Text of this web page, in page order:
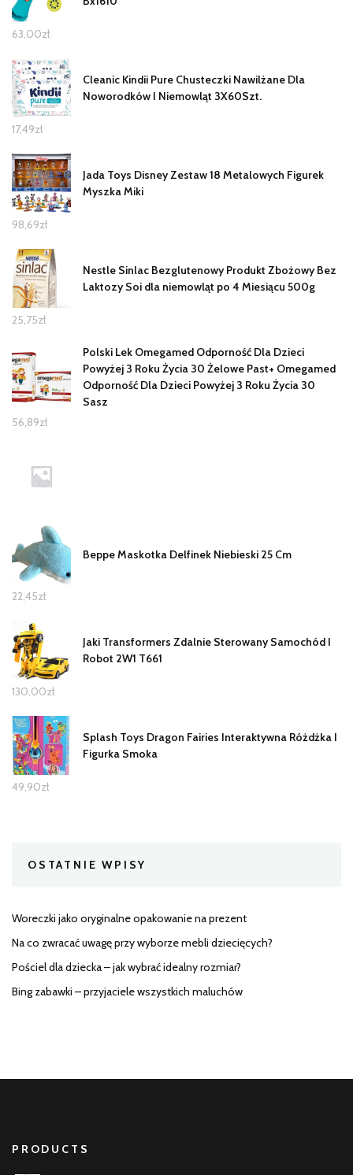
63,00zł
Cleanic Kindii Pure Chusteczki Nawilżane Dla
Noworodków I Niemowląt 3X60Szt.
17,49zł
Jada Toys Disney Zestaw 18 Metalowych Figurek
Myszka Miki
98,69zł
Nestle Sinlac Bezglutenowy Produkt Zbożowy Bez
Laktozy Soi dla niemowląt po 4 Miesiącu 500g
25,75zł
Polski Lek Omegamed Odporność Dla Dzieci
Powyżej 3 Roku Życia 30 Żelowe Past+ Omegamed
Odporność Dla Dzieci Powyżej 3 Roku Życia 30
Sasz
56,89zł
Beppe Maskotka Delfinek Niebieski 25 Cm
22,45zł
Jaki Transformers Zdalnie Sterowany Samochód I
Robot 2W1 T661
130,00zł
Splash Toys Dragon Fairies Interaktywna Różdżka I
Figurka Smoka
49,90zł
OSTATNIE WPISY
Woreczki jako oryginalne opakowanie na prezent
Na co zwracać uwagę przy wyborze mebli dziecięcych?
Pościel dla dziecka – jak wybrać idealny rozmiar?
Bing zabawki – przyjaciele wszystkich maluchów
PRODUCTS